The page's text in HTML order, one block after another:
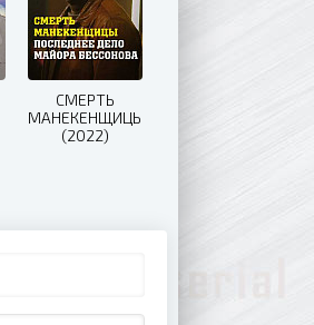
СМЕРТЬ
МАНЕКЕНЩИЦЫ
(2022)